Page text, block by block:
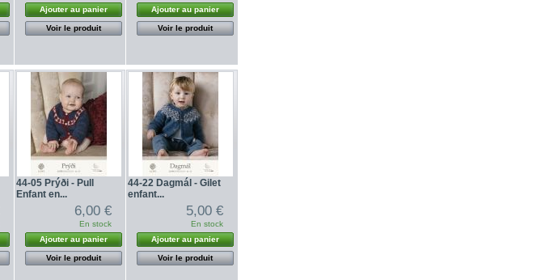
Ajouter au panier
Voir le produit
Ajouter au panier
Voir le produit
44-05 Prýði - Pull
Enfant en...
6,00 €
En stock
Ajouter au panier
Voir le produit
44-22 Dagmál - Gilet
enfant...
5,00 €
En stock
Ajouter au panier
Voir le produit